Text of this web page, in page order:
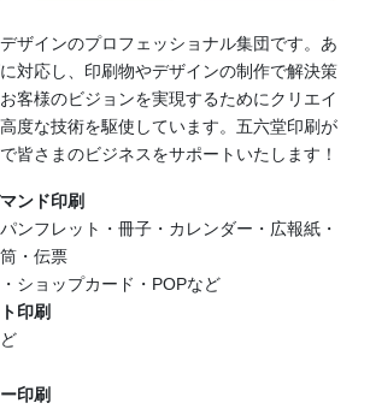
ザインのプロフェッショナル集団です。あ
対応し、印刷物やデザインの制作で解決策
客様のビジョンを実現するためにクリエイ
度な技術を駆使しています。五六堂印刷が
皆さまのビジネスをサポートいたします！
ンド印刷
ンフレット・冊子・カレンダー・広報紙・
・伝票
ショップカード・POPなど
印刷
印刷